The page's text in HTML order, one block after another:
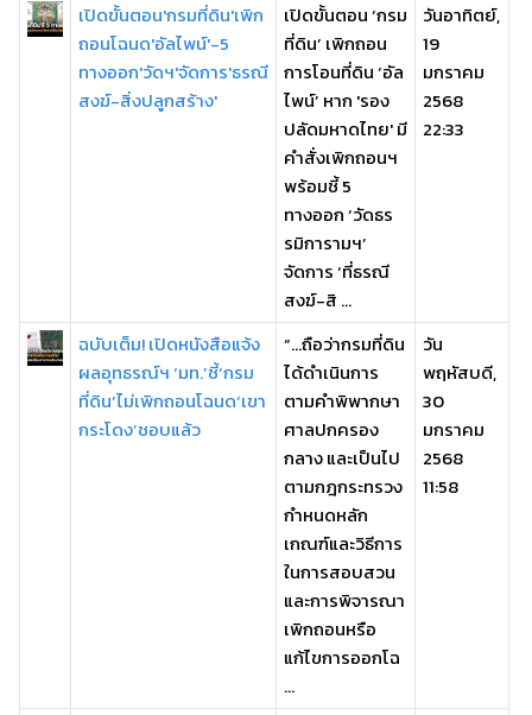
เปิดขั้นตอน'กรมที่ดิน'เพิก
ถอนโฉนด'อัลไพน์'-5
ทางออก'วัดฯ'จัดการ'ธรณี
สงฆ์-สิ่งปลูกสร้าง'
เปิดขั้นตอน ‘กรม
ที่ดิน’ เพิกถอน
การโอนที่ดิน ‘อัล
ไพน์’ หาก 'รอง
ปลัดมหาดไทย' มี
คำสั่งเพิกถอนฯ
พร้อมชี้ 5
ทางออก ‘วัดธร
รมิการามฯ’
จัดการ ‘ที่ธรณี
สงฆ์-สิ ...
วันอาทิตย์,
19
มกราคม
2568
22:33
ฉบับเต็ม! เปิดหนังสือแจ้ง
ผลอุทธรณ์ฯ ‘มท.’ชี้‘กรม
ที่ดิน’ไม่เพิกถอนโฉนด‘เขา
กระโดง’ชอบแล้ว
“…ถือว่ากรมที่ดิน
ได้ดำเนินการ
ตามคำพิพากษา
ศาลปกครอง
กลาง และเป็นไป
ตามกฎกระทรวง
กำหนดหลัก
เกณฑ์และวิธีการ
ในการสอบสวน
และการพิจารณา
เพิกถอนหรือ
แก้ไขการออกโฉ
...
วัน
พฤหัสบดี,
30
มกราคม
2568
11:58